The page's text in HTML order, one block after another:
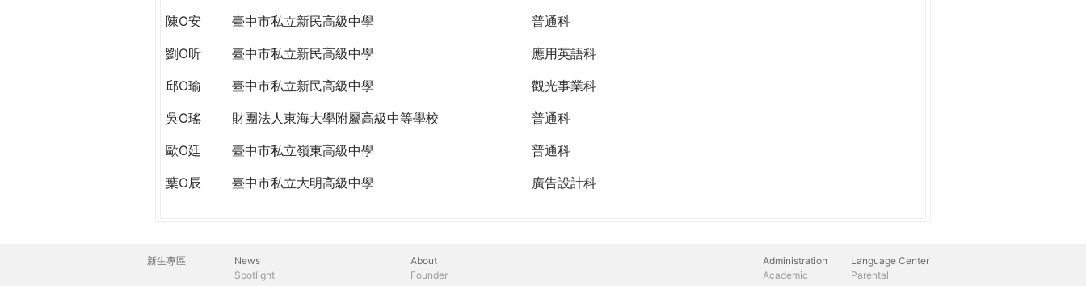
陳O安
臺中市私立新民高級中學
普通科
劉O昕
臺中市私立新民高級中學
應用英語科
邱O瑜
臺中市私立新民高級中學
觀光事業科
吳O瑤
財團法人東海大學附屬高級中等學校
普通科
歐O廷
臺中市私立嶺東高級中學
普通科
葉O辰
臺中市私立大明高級中學 廣告設計科
主
新生專區
News
Spotlight
About
Founder
Administration
Academic
Parental
Language Center